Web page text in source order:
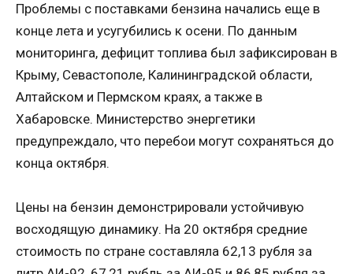
Проблемы с поставками бензина начались еще в
конце лета и усугубились к осени. По данным
мониторинга, дефицит топлива был зафиксирован в
Крыму, Севастополе, Калининградской области,
Алтайском и Пермском краях, а также в
Хабаровске. Министерство энергетики
предупреждало, что перебои могут сохраняться до
конца октября.
Цены на бензин демонстрировали устойчивую
восходящую динамику. На 20 октября средние
стоимость по стране составляла 62,13 рубля за